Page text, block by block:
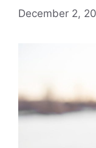
December 2,